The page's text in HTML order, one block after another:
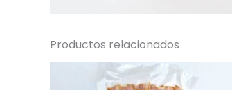
Productos relacionados